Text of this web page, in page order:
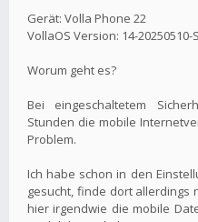
Gerät: Volla Phone 22
VollaOS Version: 14-20250510-
Worum geht es?
Bei eingeschaltetem
Stunden die mobile
Problem.
Ich habe schon in den
gesucht, finde dort allerdings
hier irgendwie die mobile